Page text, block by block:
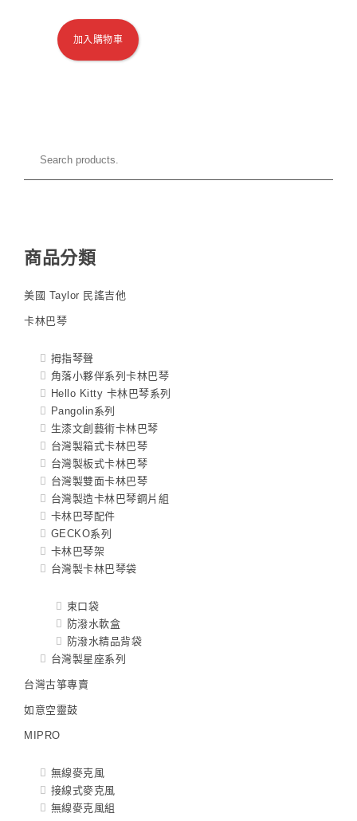
加入購物車
商品分類
美國 Taylor 民謠吉他
卡林巴琴
拇指琴聲
角落小夥伴系列卡林巴琴
Hello Kitty 卡林巴琴系列
Pangolin系列
生漆文創藝術卡林巴琴
台灣製箱式卡林巴琴
台灣製板式卡林巴琴
台灣製雙面卡林巴琴
台灣製造卡林巴琴鋼片組
卡林巴琴配件
GECKO系列
卡林巴琴架
台灣製卡林巴琴袋
束口袋
防潑水軟盒
防潑水精品背袋
台灣製星座系列
台灣古箏專賣
如意空靈鼓
MIPRO
無線麥克風
接線式麥克風
無線麥克風組